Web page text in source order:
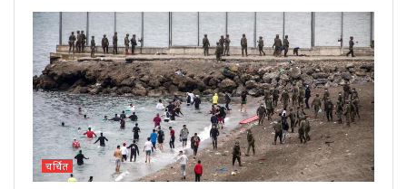
चर्चित